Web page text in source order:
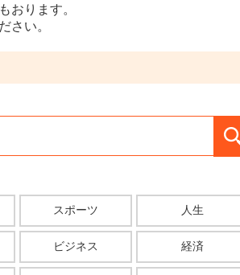
おります。
さい。
スポーツ 人生
ビジネス 経済